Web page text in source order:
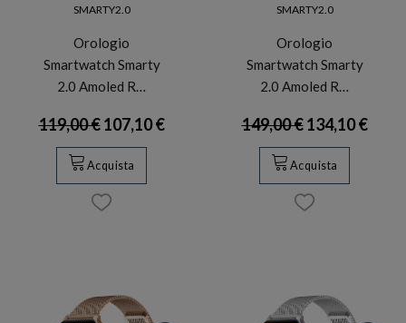
SMARTY2.0
Orologio
Smartwatch Smarty
2.0 Amoled R…
119,00 €107,10 €
Acquista
SMARTY2.0
Orologio
Smartwatch Smarty
2.0 Amoled R…
149,00 €134,10 €
Acquista